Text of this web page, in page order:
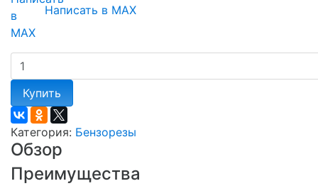
Написать в MAX
Купить
Категория: Бензорезы
Обзор
Преимущества